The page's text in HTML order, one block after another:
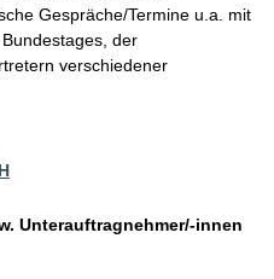
Gespräche/Termine u.a. mit
der
verschiedener
Unterauftragnehmer/-innen